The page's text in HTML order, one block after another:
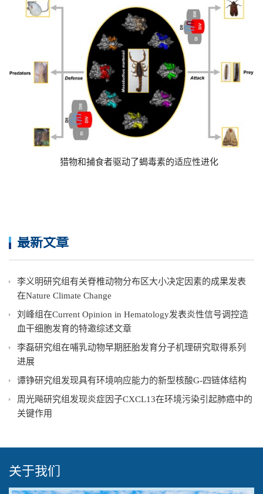
猎物和捕食者驱动了蝎毒素的适应性进化
最新文章
李义明研究组有关脊椎动物分布区大小决定因素的成果发表
在Nature Climate Change
刘峰组在Current Opinion in Hematology发表炎性信号调控造
血干细胞发育的特邀综述文章
李磊研究组在哺乳动物早期胚胎发育分子机理研究取得系列
进展
谭铮研究组发现具有环境响应能力的新型核酸G-四链体结构
周光飚研究组发现炎症因子CXCL13在环境污染引起肺癌中的
关键作用
关于我们